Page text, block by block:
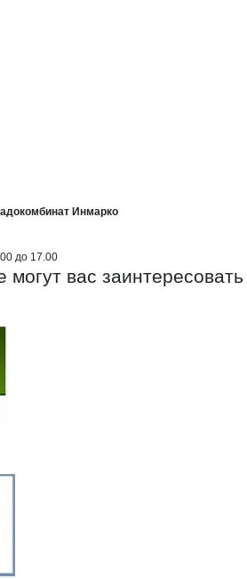
Инмарко
до 17.00
вас заинтересовать